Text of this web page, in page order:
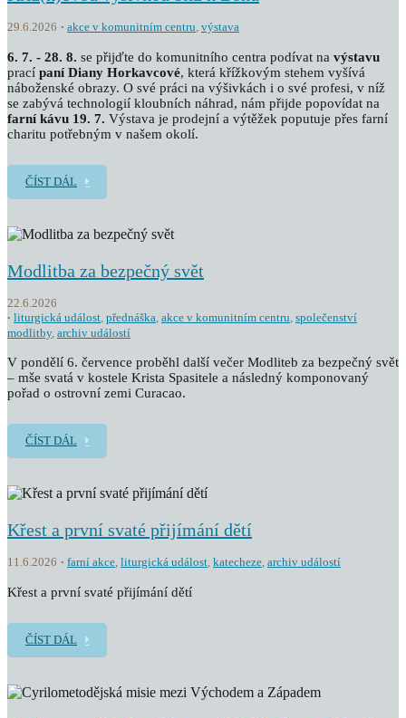
29.6.2026 akce v komunitním centru, výstava
6. 7. - 28. 8. se přijďte do komunitního centra podívat na výstavu
prací paní Diany Horkavcové, která křížkovým stehem vyšívá
náboženské obrazy. O své práci na výšivkách i o své profesi, v níž
se zabývá technologií kloubních náhrad, nám přijde popovídat na
farní kávu 19. 7. Výstava je prodejní a výtěžek poputuje přes farní
charitu potřebným v našem okolí.
ČÍST DÁL
Modlitba za bezpečný svět
22.6.2026
liturgická událost, přednáška, akce v komunitním centru, společenství
modlitby, archiv událostí
V pondělí 6. července proběhl další večer Modliteb za bezpečný svět
– mše svatá v kostele Krista Spasitele a následný komponovaný
pořad o ostrovní zemi Curacao.
ČÍST DÁL
Křest a první svaté přijímání dětí
11.6.2026 farní akce, liturgická událost, katecheze, archiv událostí
Křest a první svaté přijímání dětí
ČÍST DÁL